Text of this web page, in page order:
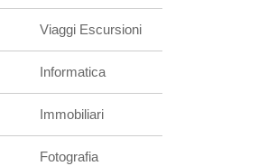
Viaggi Escursioni
Informatica
Immobiliari
Fotografia